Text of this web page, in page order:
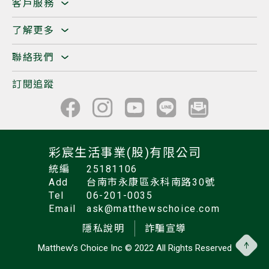
客戶服務
了解更多
聯絡我們
訂閱追蹤
彩宸生活事業(股)有限公司
統編
25181106
Add
台南市永康區永科南路30號
Tel
06-201-0035
Email
ask@matthewschoice.com
隱私說明
詐騙宣導
Matthew’s Choice Inc © 2022 All Rights Reserved